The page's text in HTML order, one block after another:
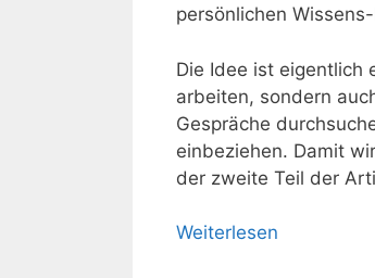
persönlichen Wissens-
Die Idee ist eigentlich
arbeiten, sondern
Gespräche
einbeziehen. Damit
der zweite Teil der
Weiterlesen